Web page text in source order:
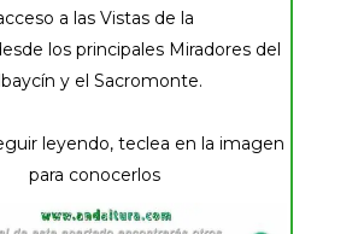
a las Vistas de la
los principales Miradores del
y el Sacromonte.
leyendo, teclea en la imagen
para conocerlos